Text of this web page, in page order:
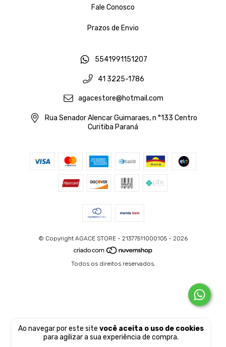
Ao navegar por este site você aceita o uso de cookies
para agilizar a sua experiência de compra.
Fale Conosco
Prazos de Envio
5541991151207
41 3225-1786
agacestore@hotmail.com
Rua Senador Alencar Guimaraes, n °133 Centro
Curitiba Paraná
© Copyright AGACE STORE - 21377511000105 - 2026
Todos os direitos reservados.